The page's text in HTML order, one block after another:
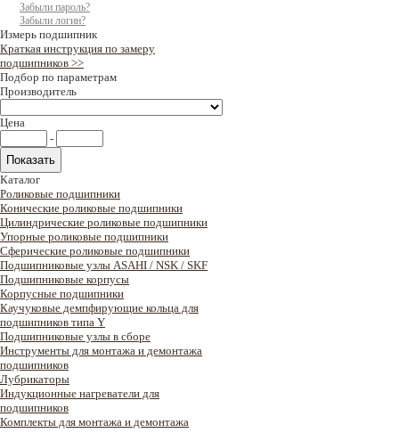
Забыли пароль?
Забыли логин?
Измерь подшипник
Краткая инструкция по замеру
подшипников >>
Подбор по параметрам
Производитель
Цена
-
Каталог
Роликовые подшипники
Конические роликовые подшипники
Цилиндрические роликовые подшипники
Упорные роликовые подшипники
Сферические роликовые подшипники
Подшипниковые узлы ASAHI / NSK / SKF
Подшипниковые корпусы
Корпусные подшипники
Каучуковые демпфирующие кольца для
подшипников типа Y
Подшипниковые узлы в сборе
Инструменты для монтажа и демонтажа
подшипников
Лубрикаторы
Индукционные нагреватели для
подшипников
Комплекты для монтажа и демонтажа